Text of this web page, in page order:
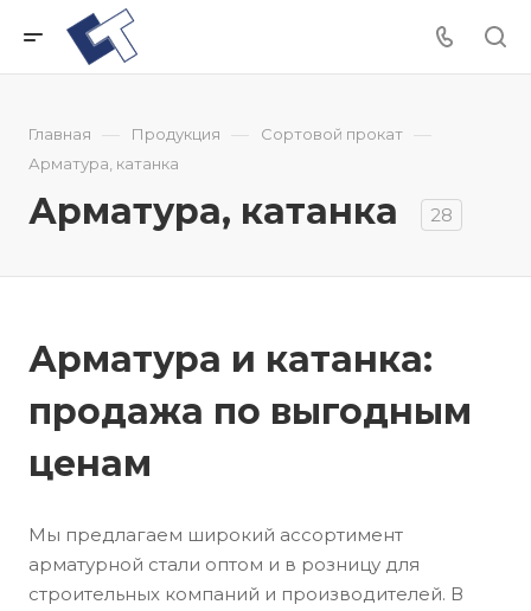
Главная — Продукция — Сортовой прокат —
Арматура, катанка
Арматура, катанка 28
Арматура и катанка:
продажа по выгодным
ценам
Мы предлагаем широкий ассортимент
арматурной стали оптом и в розницу для
строительных компаний и производителей. В